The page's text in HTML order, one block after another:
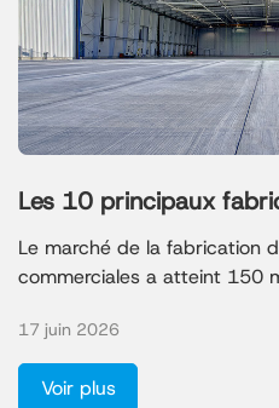
Les 10 principaux
métalliques
Le marché de la fabrication
commerciales a atteint 150
développement des
Choisir un fabricant de
vous permet d'éviter les
17 juin 2026
Voir plus